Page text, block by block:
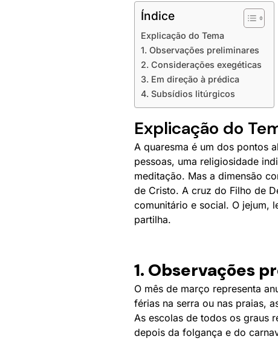
Índice
Explicação do Tema
1. Observações preliminares
2. Considerações exegéticas
3. Em direção à prédica
4. Subsídios litúrgicos
Explicação do
A quaresma é um dos pontos
pessoas, uma religiosidade
meditação. Mas a dimensão
de Cristo. A cruz do Filho de
comunitário e social. O jejum,
partilha.
1. Observações
O mês de março representa
férias na serra ou nas praias,
As escolas de todos os graus
depois da folgança e do